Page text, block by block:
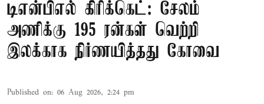
டிஎன்பிஎல் கிரிக்கெட்: சேலம்
அணிக்கு 195 ரன்கள் வெற்றி
இலக்காக நிர்ணயித்தது கோவை
Published on: 06 Aug 2026, 2:24 pm